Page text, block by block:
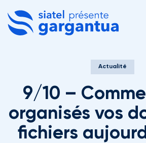
Actualité
9/10 –
organisés vos
fichiers